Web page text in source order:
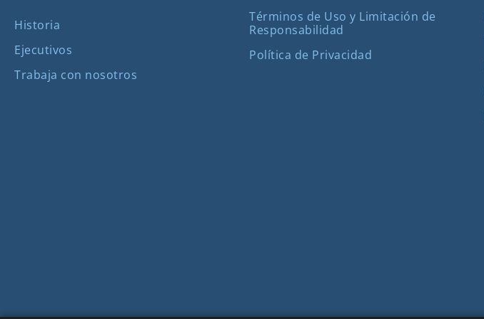
Historia
Ejecutivos
Trabaja con nosotros
Términos de Uso y Limitación de
Responsabilidad
Política de Privacidad